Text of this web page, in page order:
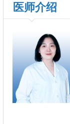
医师介绍
感